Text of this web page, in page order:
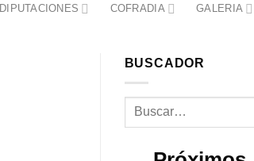
DIPUTACIONES COFRADIA GALERIA
BUSCADOR